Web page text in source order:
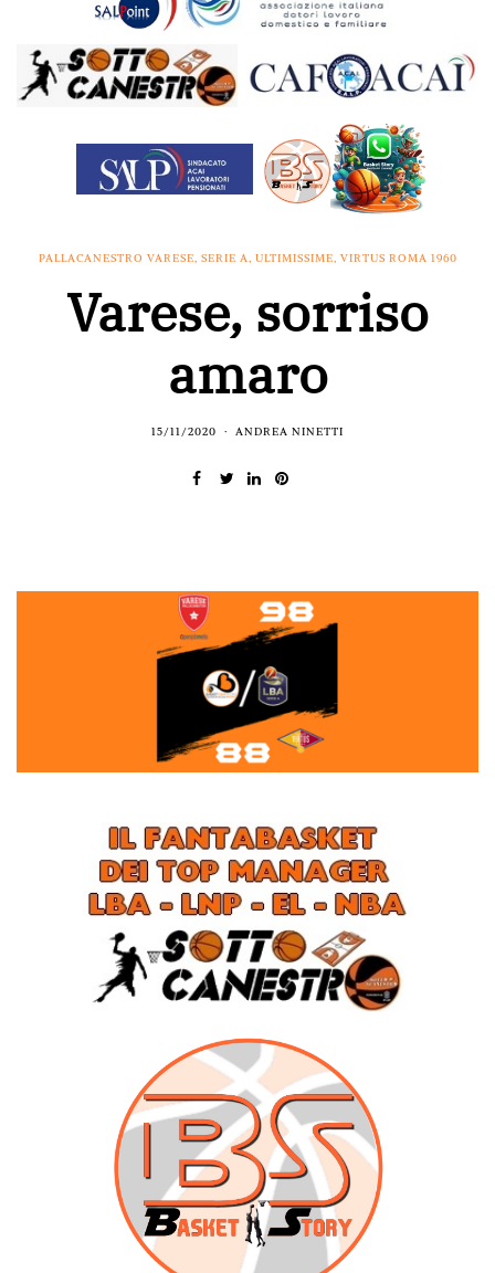
PALLACANESTRO VARESE, SERIE A, ULTIMISSIME, VIRTUS ROMA 1960
Varese, sorriso
amaro
15/11/2020 ANDREA NINETTI